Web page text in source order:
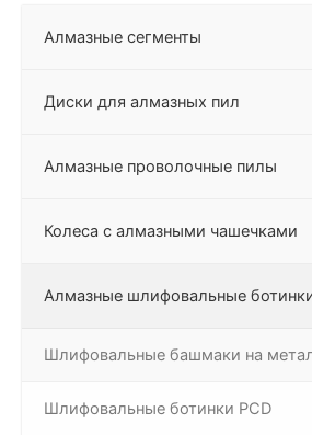
Алмазные сегменты
Диски для алмазных пил
Алмазные проволочные пилы
Колеса с алмазными чашечками
Алмазные шлифовальные
Шлифовальные башмаки на
Шлифовальные ботинки PCD